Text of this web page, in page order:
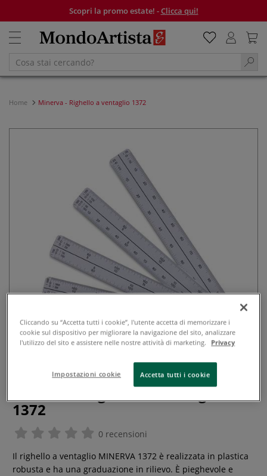
Scopri la promo estate! -Clicca qui!
Home Minerva - Righello a ventaglio 1372
Minerva - Righello a ventaglio
1372
0 recensioni
Il righello a ventaglio MINERVA 1372 è realizzata in plastica
robusta e ha una graduazione in rilievo. È pieghevole e
Cliccando su “Accetta tutti i cookie”, l'utente accetta di memorizzare i
cookie sul dispositivo per migliorare la navigazione del sito, analizzare
l'utilizzo del sito e assistere nelle nostre attività di marketing.
Privacy
Impostazioni cookie Accetta tutti i cookie